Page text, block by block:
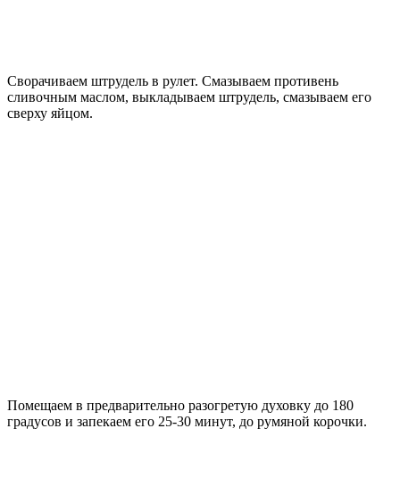
Сворачиваем штрудель в рулет. Смазываем противень
сливочным маслом, выкладываем штрудель, смазываем его
сверху яйцом.
Помещаем в предварительно разогретую духовку до 180
градусов и запекаем его 25-30 минут, до румяной корочки.